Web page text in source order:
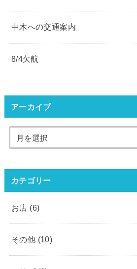
中木への交通案内
8/4欠航
アーカイブ
カテゴリー
お店 (6)
その他 (10)